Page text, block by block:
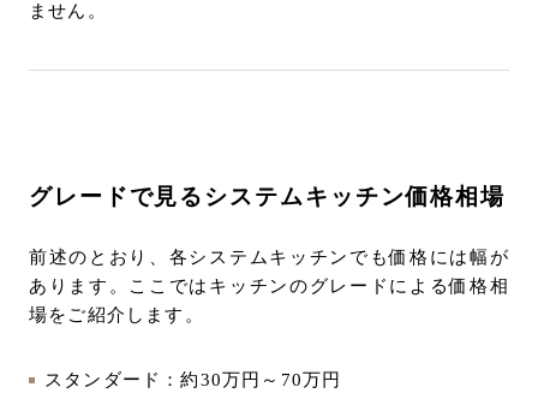
ません。
グレードで見るシステムキッチン価格相場
前述のとおり、各システムキッチンでも価格には幅が
あります。ここではキッチンのグレードによる価格相
場をご紹介します。
スタンダード：約30万円～70万円